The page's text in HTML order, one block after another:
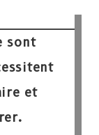
sont
et